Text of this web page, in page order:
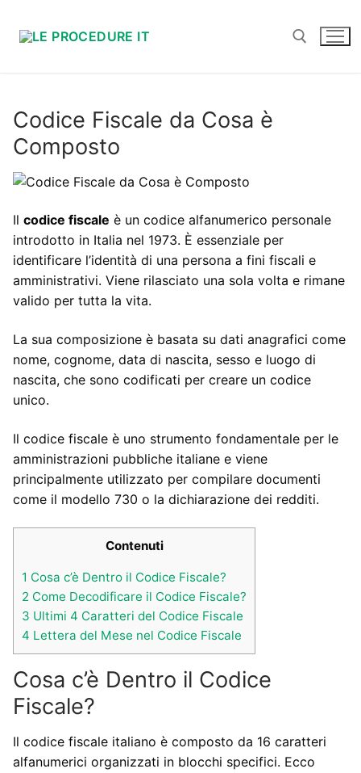
Codice Fiscale da Cosa è
Composto
Il codice fiscale è un codice alfanumerico personale
introdotto in Italia nel 1973. È essenziale per
identificare l’identità di una persona a fini fiscali e
amministrativi. Viene rilasciato una sola volta e rimane
valido per tutta la vita.
La sua composizione è basata su dati anagrafici come
nome, cognome, data di nascita, sesso e luogo di
nascita, che sono codificati per creare un codice
unico.
Il codice fiscale è uno strumento fondamentale per le
amministrazioni pubbliche italiane e viene
principalmente utilizzato per compilare documenti
come il modello 730 o la dichiarazione dei redditi.
Contenuti
1 Cosa c’è Dentro il Codice Fiscale?
2 Come Decodificare il Codice Fiscale?
3 Ultimi 4 Caratteri del Codice Fiscale
4 Lettera del Mese nel Codice Fiscale
Cosa c’è Dentro il Codice
Fiscale?
Il codice fiscale italiano è composto da 16 caratteri
alfanumerici organizzati in blocchi specifici. Ecco